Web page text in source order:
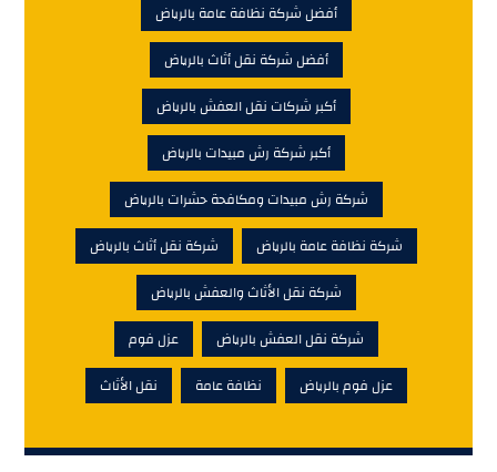
أفضل شركة نظافة عامة بالرياض
أفضل شركة نقل أثاث بالرياض
أكبر شركات نقل العفش بالرياض
أكبر شركة رش مبيدات بالرياض
شركة رش مبيدات ومكافحة حشرات بالرياض
شركة نظافة عامة بالرياض
شركة نقل أثاث بالرياض
شركة نقل الأثاث والعفش بالرياض
شركة نقل العفش بالرياض
عزل فوم
عزل فوم بالرياض
نظافة عامة نقل الأثاث